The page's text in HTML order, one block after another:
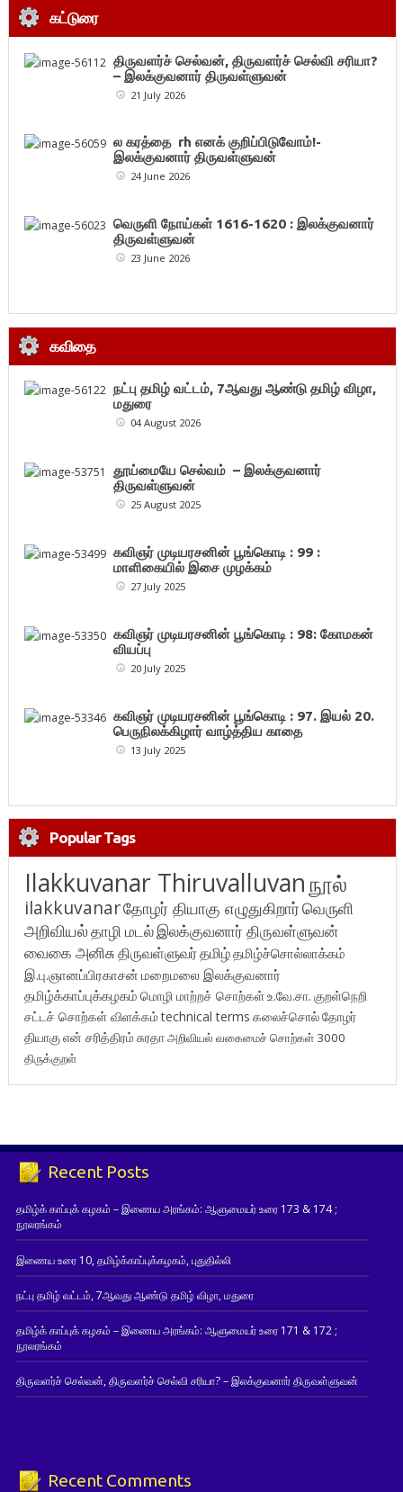
கட்டுரை
திருவளர்ச் செல்வன், திருவளர்ச் செல்வி சரியா?
– இலக்குவனார் திருவள்ளுவன்
21 July 2026
ல கரத்தை rh எனக் குறிப்பிடுவோம்!-
இலக்குவனார் திருவள்ளுவன்
24 June 2026
வெருளி நோய்கள் 1616-1620 : இலக்குவனார்
திருவள்ளுவன்
23 June 2026
கவிதை
நட்பு தமிழ் வட்டம், 7ஆவது ஆண்டு தமிழ் விழா,
மதுரை
04 August 2026
தூய்மையே செல்வம் – இலக்குவனார்
திருவள்ளுவன்
25 August 2025
கவிஞர் முடியரசனின் பூங்கொடி : 99 :
மாளிகையில் இசை முழக்கம்
27 July 2025
கவிஞர் முடியரசனின் பூங்கொடி : 98: கோமகன்
வியப்பு
20 July 2025
கவிஞர் முடியரசனின் பூங்கொடி : 97. இயல் 20.
பெருநிலக்கிழார் வாழ்த்திய காதை
13 July 2025
Popular Tags
Ilakkuvanar Thiruvalluvanநூல்
ilakkuvanarதோழர் தியாகு எழுதுகிறார்வெருளி
அறிவியல்தாழி மடல்இலக்குவனார் திருவள்ளுவன்
வைகை அனிசுதிருவள்ளுவர்தமிழ்தமிழ்ச்சொல்லாக்கம்
இ.பு.ஞானப்பிரகாசன் மறைமலை இலக்குவனார்
தமிழ்க்காப்புக்கழகம் மொழி மாற்றச் சொற்கள்உ.வே.சா. குறள்நெறி
சட்டச் சொற்கள் விளக்கம்technical terms கலைச்சொல்தோழர்
தியாகுஎன் சரித்திரம்சுரதாஅறிவியல் வகைமைச் சொற்கள் 3000
திருக்குறள்
Recent Posts
தமிழ்க் காப்புக் கழகம் – இணைய அரங்கம்: ஆளுமையர் உரை 173 & 174 ;
நூலரங்கம்
இணைய உரை 10, தமிழ்க்காப்புக்கழகம், புதுதில்லி
நட்பு தமிழ் வட்டம், 7ஆவது ஆண்டு தமிழ் விழா, மதுரை
தமிழ்க் காப்புக் கழகம் – இணைய அரங்கம்: ஆளுமையர் உரை 171 & 172 ;
நூலரங்கம்
திருவளர்ச் செல்வன், திருவளர்ச் செல்வி சரியா? – இலக்குவனார் திருவள்ளுவன்
Recent Comments